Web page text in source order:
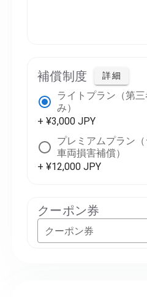
補償制度 詳細
ライトプラン（第
み）
+ ¥3,000 JPY
プレミアムプラン
車両損害補償）
+ ¥12,000 JPY
クーポン券
クーポン券